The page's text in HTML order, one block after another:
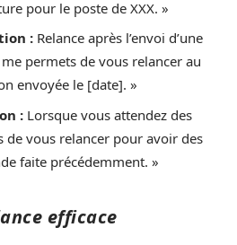
pour le poste de XXX. »
: Relance après l’envoi d’une
permets de vous relancer au
envoyée le [date]. »
: Lorsque vous attendez des
de vous relancer pour avoir des
faite précédemment. »
efficace